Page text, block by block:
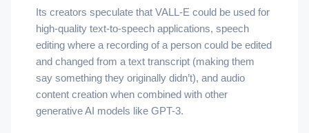
Its creators speculate that VALL-E could be used for
high-quality text-to-speech applications, speech
editing where a recording of a person could be edited
and changed from a text transcript (making them
say something they originally didn’t), and audio
content creation when combined with other
generative AI models like GPT-3.